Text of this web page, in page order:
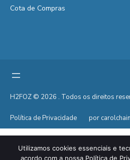
Cota de Compras
H2FOZ © 2026 . Todos os direitos
Política de Privacidade por
Utilizamos cookies essenciais e
acordo com a nossa Política de